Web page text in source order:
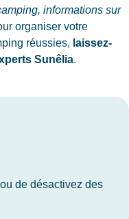
informations sur
organiser votre
réussies, laissez-
Sunêlia.
de désactivez des